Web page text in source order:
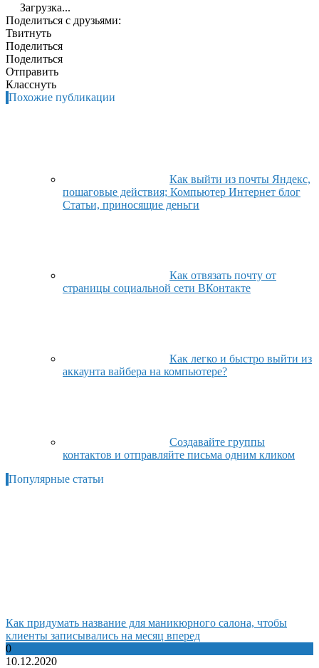
Загрузка...
Поделиться с друзьями:
Твитнуть
Поделиться
Поделиться
Отправить
Класснуть
Похожие публикации
Как выйти из почты Яндекс,
пошаговые действия; Компьютер Интернет блог
Статьи, приносящие деньги
Как отвязать почту от
страницы социальной сети ВКонтакте
Как легко и быстро выйти из
аккаунта вайбера на компьютере?
Создавайте группы
контактов и отправляйте письма одним кликом
Популярные статьи
Как придумать название для маникюрного салона, чтобы
клиенты записывались на месяц вперед
0
10.12.2020